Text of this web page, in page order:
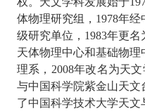
体物理研究组， 1978年经
级研究单位， 1983年更名
天体物理中心和基础物
理系， 2008年改名为天
与中国科学院紫金山天
了中国科学技术大学天文